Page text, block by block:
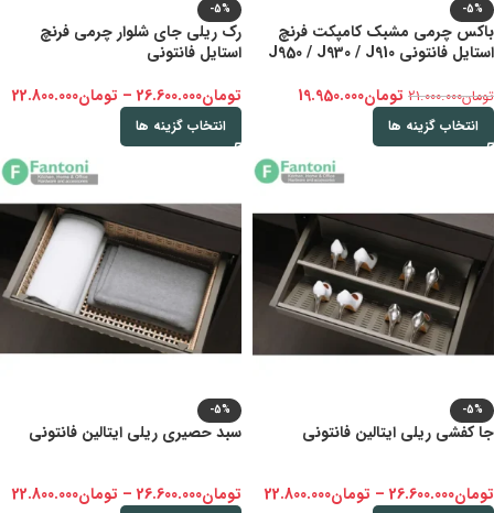
-5%
باکس چرمی مشبک کامپکت فرنچ
استایل فانتونی J950 / J930 / J910
تومان21.000.000 تومان19.950.000
انتخاب گزینه ها
-5%
رک ریلی جای شلوار چرمی فرنچ
استایل فانتونی
تومان26.600.000
– تومان22.800.000
انتخاب گزینه ها
-5%
جا کفشی ریلی ایتالین فانتونی
تومان26.600.000
– تومان22.800.000
-5%
سبد حصیری ریلی ایتالین فانتونی
تومان26.600.000
– تومان22.800.000